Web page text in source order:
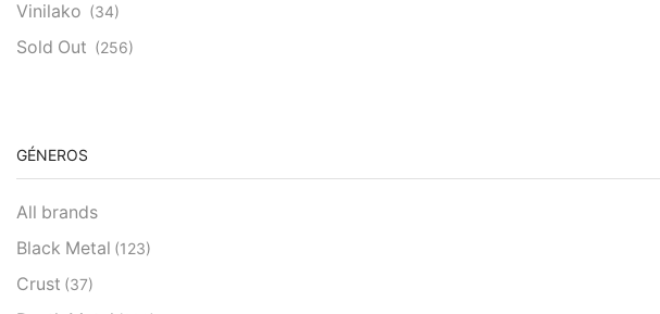
Vinilako (34)
Sold Out (256)
GÉNEROS
All brands
Black Metal (123)
Crust (37)